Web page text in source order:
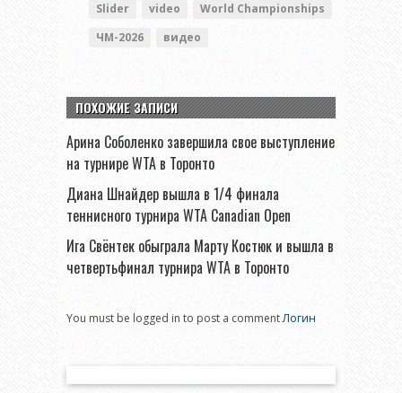
Slider
video
World Championships
ЧМ-2026
видео
ПОХОЖИЕ ЗАПИСИ
Арина Соболенко завершила свое выступление
на турнире WTA в Торонто
Диана Шнайдер вышла в 1/4 финала
теннисного турнира WTA Canadian Open
Ига Свёнтек обыграла Марту Костюк и вышла в
четвертьфинал турнира WTA в Торонто
You must be logged in to post a commentЛогин